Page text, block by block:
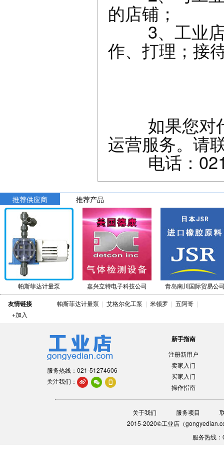
的店铺；
3、工业店
作、打理；接
如果您对代
运营服务。请
电话：
推荐供应商 推荐产品
帕斯菲达计量泵 嘉兴立特电子科技公司 青岛南川国际贸易公
友情链接
+加入
帕斯菲达计量泵 | 艾格尔化工泵 | 米顿罗 | 五阿哥 |
服务热线：021-51274606
关注我们：
新手指南
注册新用户
卖家入门
买家入门
操作指南
关于我们 服务项目
2015-2020©工业店（
服务热线